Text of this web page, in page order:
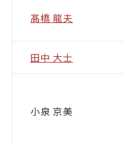
髙橋 龍夫
田中 大士
小泉 京美